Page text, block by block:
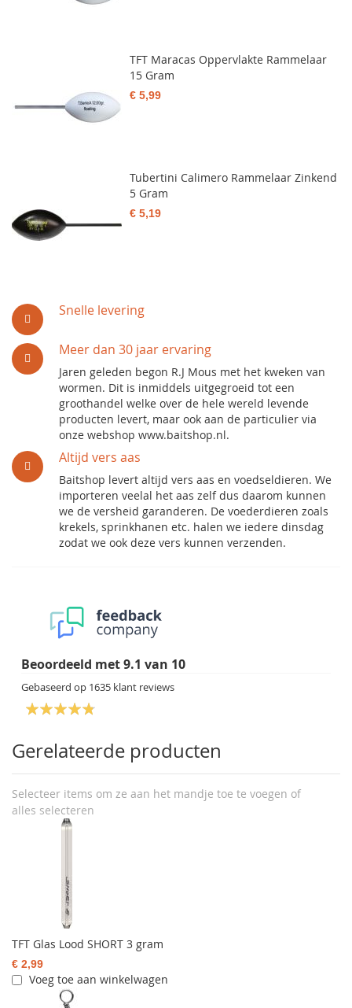
Snelle levering
Meer dan 30 jaar ervaring
Jaren geleden begon R.J Mous met het kweken van
wormen. Dit is inmiddels uitgegroeid tot een
groothandel welke over de hele wereld levende
producten levert, maar ook aan de particulier via
onze webshop www.baitshop.nl.
Altijd vers aas
Baitshop levert altijd vers aas en voedseldieren. We
importeren veelal het aas zelf dus daarom kunnen
we de versheid garanderen. De voederdieren zoals
krekels, sprinkhanen etc. halen we iedere dinsdag
zodat we ook deze vers kunnen verzenden.
Beoordeeld met9.1 van 10
Gebaseerd op 1635 klant reviews
Gerelateerde producten
Selecteer items om ze aan het mandje toe te voegen of
alles selecteren
TFT Glas Lood SHORT 3 gram
€ 2,99
Voeg toe aan winkelwagen
TFT Maracas Oppervlakte Rammelaar
15 Gram
€ 5,99
Tubertini Calimero Rammelaar Zinkend
5 Gram
€ 5,19